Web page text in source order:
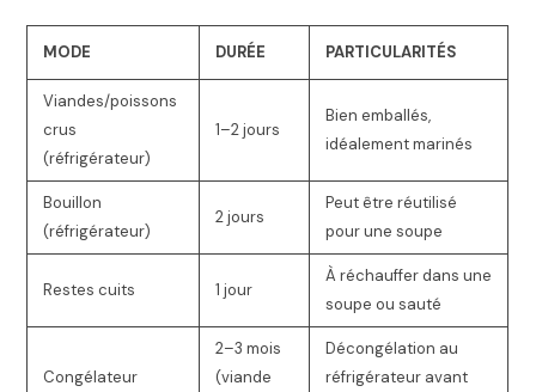
MODE DURÉE PARTICULARITÉS
Viandes/poissons
crus
(réfrigérateur)
1–2 jours
Bien emballés,
idéalement marinés
Bouillon
(réfrigérateur)
2 jours
Peut être réutilisé
pour une soupe
Restes cuits 1 jour
À réchauffer dans une
soupe ou sauté
Congélateur
2–3 mois
(viande
Décongélation au
réfrigérateur avant